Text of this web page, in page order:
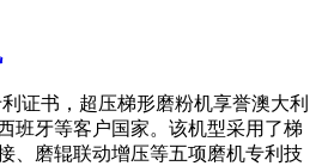
证书，超压梯形磨粉机享誉澳大利
班牙等客户国家。该机型采用了梯
、磨辊联动增压等五项磨机专利技